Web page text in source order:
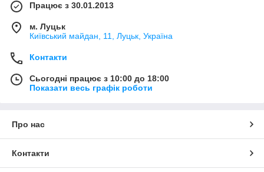
Працює з 30.01.2013
м. Луцьк
Київський майдан, 11, Луцьк, Україна
Контакти
Сьогодні працює з 10:00 до 18:00
Показати весь графік роботи
Про нас
Контакти